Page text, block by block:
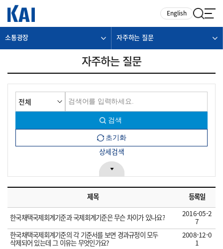
English
소통광장 자주하는 질문
자주하는 질문
상세검색
제목 등록일
한국채택국제회계기준과 국제회계기준은 무슨 차이가 있나요?
2016-05-2
7
한국채택국제회계기준의 각 기준서를 보면 경과규정이 모두
삭제되어 있는데 그 이유는 무엇인가요?
2008-12-0
1